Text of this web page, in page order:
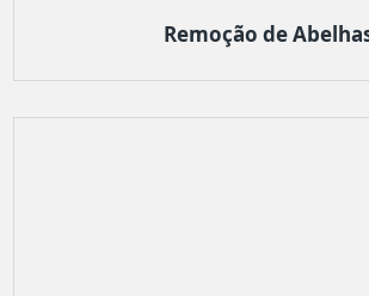
Remoção de